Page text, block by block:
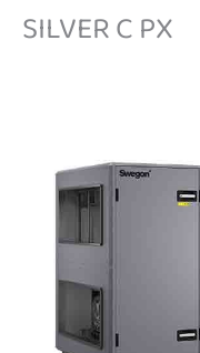
SILVER C PX